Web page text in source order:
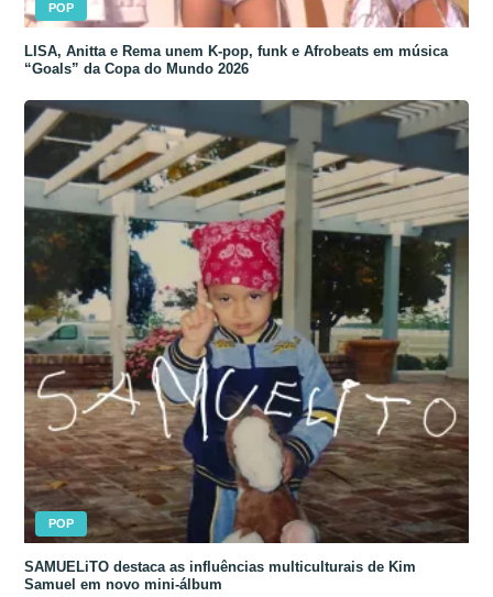
POP
LISA, Anitta e Rema unem K-pop, funk e Afrobeats em música
“Goals” da Copa do Mundo 2026
POP
SAMUELiTO destaca as influências multiculturais de Kim
Samuel em novo mini-álbum